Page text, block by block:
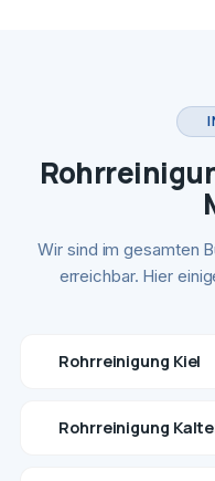
Wir sind im gesamten
erreichbar. Hier
Rohrreinigung Kiel
Rohrreinigung